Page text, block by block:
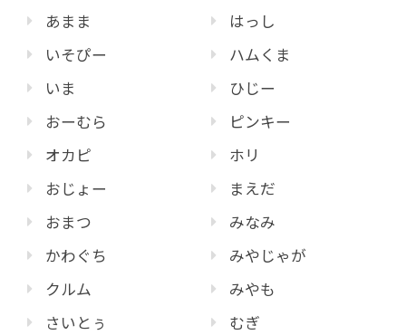
あまま
いそぴー
いま
おーむら
オカピ
おじょー
おまつ
かわぐち
クルム
さいとぅ
はっし
ハムくま
ひじー
ピンキー
ホリ
まえだ
みなみ
みやじゃが
みやも
むぎ